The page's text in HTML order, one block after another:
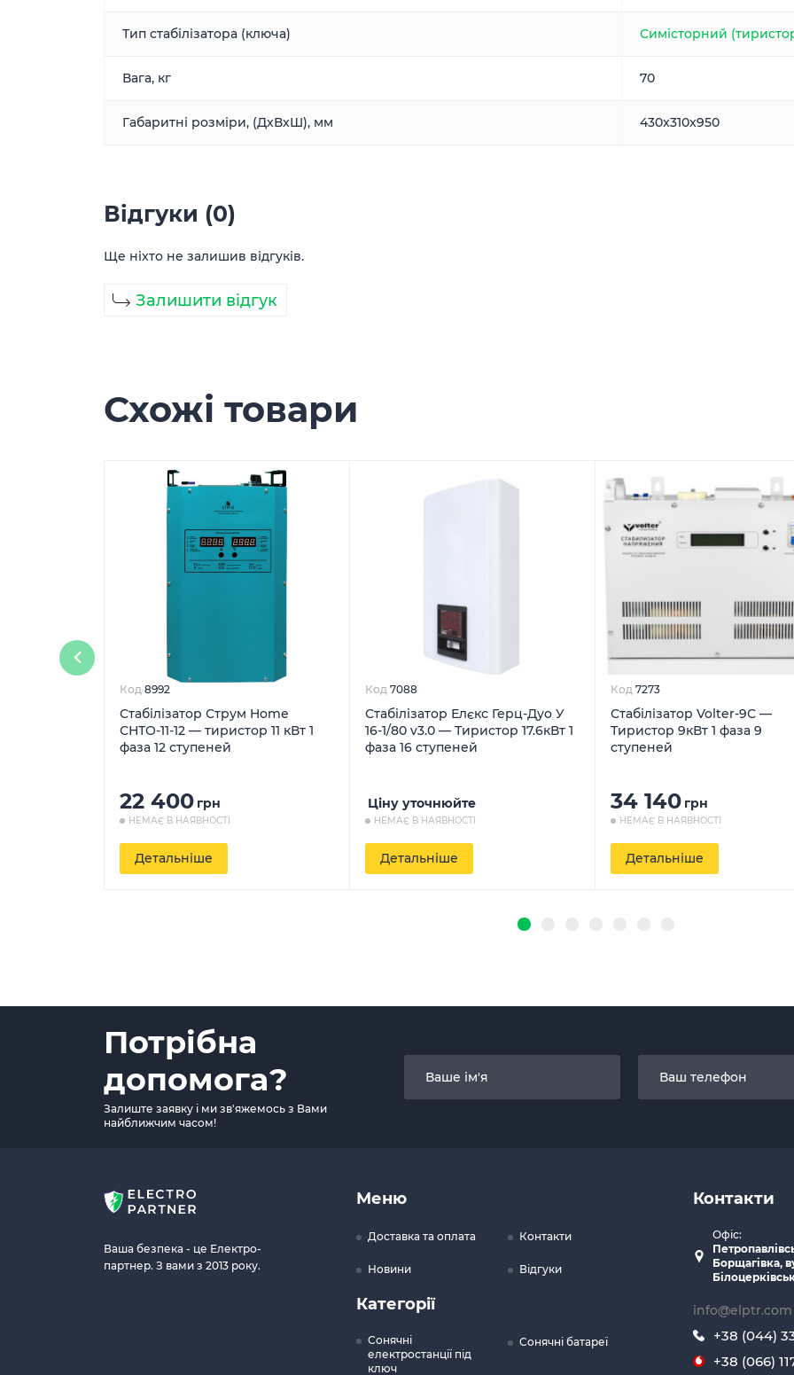
Тип стабілізатора (ключа) Симісторний
Вага, кг 70
Габаритні розміри, (ДxВxШ), мм 430x310x950
Відгуки (0)
Ще ніхто не залишив відгуків.
Залишити відгук
Схожі товари
Код 8992
Стабілізатор Струм Home
СНТО-11-12 — тиристор 11 кВт 1
фаза 12 ступеней
22 400 грн
НЕМАЄ В НАЯВНОСТІ
Детальніше
Код 7088
Стабілізатор Елєкс Герц-Дуо У
16-1/80 v3.0 — Тиристор 17.6кВт 1
фаза 16 ступеней
Ціну уточнюйте
НЕМАЄ В НАЯВНОСТІ
Детальніше
Код 7273
Стабілізатор Volter-9С —
Тиристор 9кВт 1 фаза 9
ступеней
34 140 грн
НЕМАЄ В НАЯВНОСТІ
Детальніше
Потрібна
допомога?
Залиште заявку і ми зв'яжемось з Вами
найближчим часом!
Ваша безпека - це Електро-
партнер. З вами з 2013 року.
Меню
Доставка та оплата Контакти
Новини Відгуки
Категорії
Сонячні
електростанції під
ключ
Сонячні батареї
Контакти
Офіс:
Борщагівка,
info@elptr.com
+38 (044)
+38 (066)